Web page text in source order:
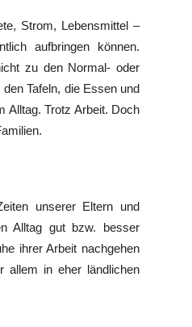
Strom, Lebensmittel –
aufbringen können.
zu den Normal- oder
Tafeln, die Essen und
Alltag. Trotz Arbeit. Doch
unserer Eltern und
Alltag gut bzw. besser
ihrer Arbeit nachgehen
allem in eher ländlichen